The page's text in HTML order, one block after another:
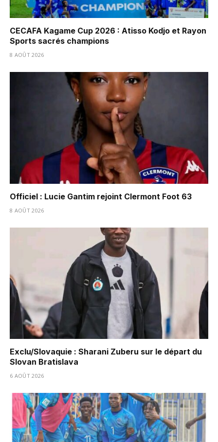
CECAFA Kagame Cup 2026 : Atisso Kodjo et Rayon
Sports sacrés champions
8 AOÛT 2026
Officiel : Lucie Gantim rejoint Clermont Foot 63
8 AOÛT 2026
Exclu/Slovaquie : Sharani Zuberu sur le départ du
Slovan Bratislava
6 AOÛT 2026